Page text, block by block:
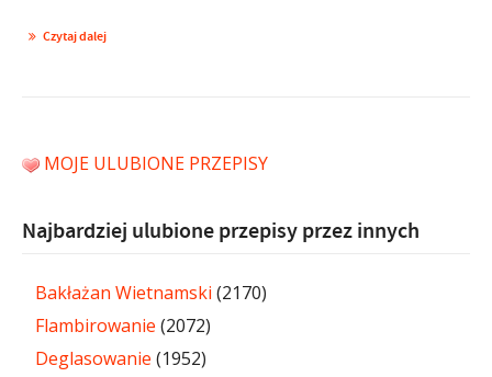
Czytaj dalej
MOJE ULUBIONE PRZEPISY
Najbardziej ulubione przepisy przez innych
Bakłażan Wietnamski (2170)
Flambirowanie (2072)
Deglasowanie (1952)